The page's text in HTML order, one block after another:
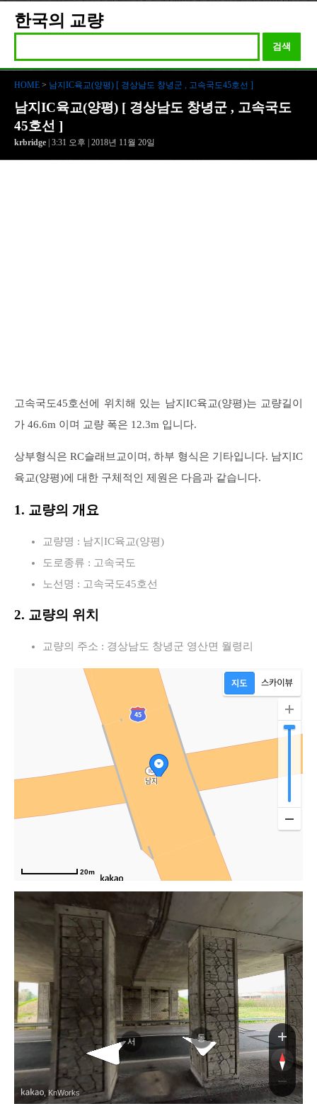
한국의 교량
검색
HOME > 남지IC육교(양평) [ 경상남도 창녕군 , 고속국도45호선 ]
남지IC육교(양평) [ 경상남도 창녕군 , 고속국도
45호선 ]
krbridge | 3:31 오후 | 2018년 11월 20일
고속국도45호선에 위치해 있는 남지IC육교(양평)는 교량길이
가 46.6m 이며 교량 폭은 12.3m 입니다.
상부형식은 RC슬래브교이며, 하부 형식은 기타입니다. 남지IC
육교(양평)에 대한 구체적인 제원은 다음과 같습니다.
1. 교량의 개요
교량명 : 남지IC육교(양평)
도로종류 : 고속국도
노선명 : 고속국도45호선
2. 교량의 위치
교량의 주소 : 경상남도 창녕군 영산면 월령리
20m
중부내륙고속도로
서 동
, KnWorks